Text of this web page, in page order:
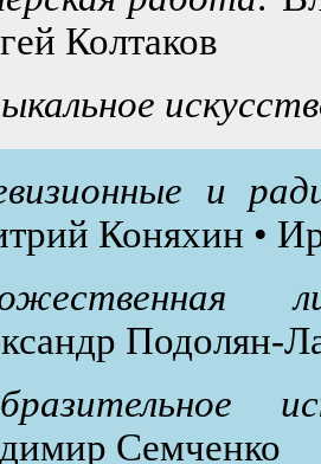
Колтаков
и
Коняхин •
Подолян-
Семченко